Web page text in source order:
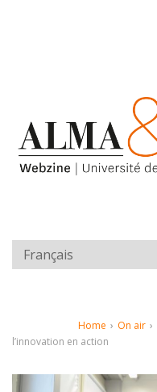
Home › On air ›
l’innovation en action